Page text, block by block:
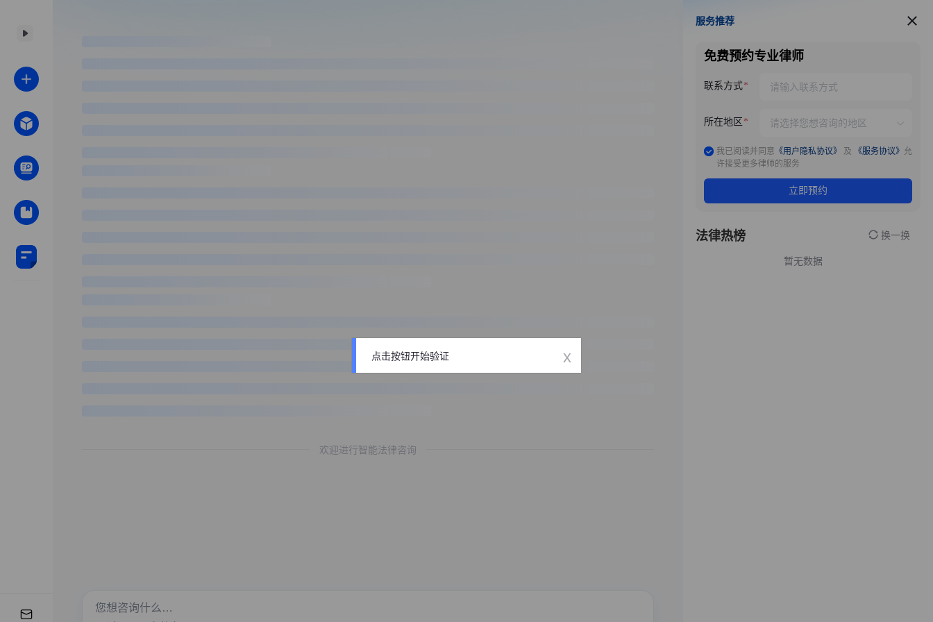
欢迎进行智能法律咨询
服务推荐
服务推荐
免费预约专业律师
联系方式
所在地区
我已阅读并同意 《用户隐私协议》 及 《服务协议》 允
许接受更多律师的服务
立即预约
法律热榜 换一换
暂无数据
点击按钮开始验证 x